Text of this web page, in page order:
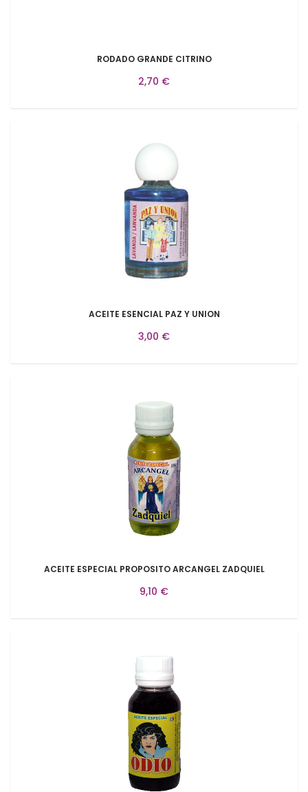
RODADO GRANDE CITRINO
2,70 €
ACEITE ESENCIAL PAZ Y UNION
3,00 €
ACEITE ESPECIAL PROPOSITO ARCANGEL ZADQUIEL
9,10 €